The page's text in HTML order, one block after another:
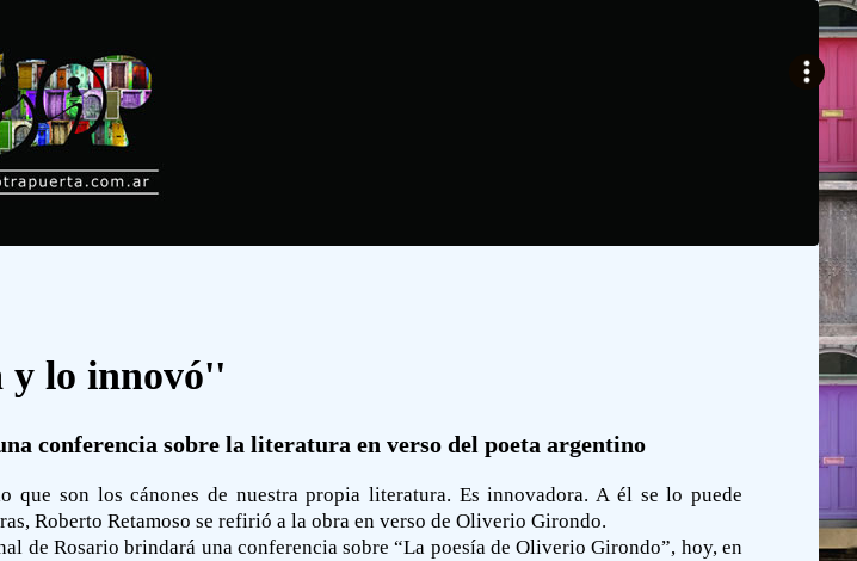
y lo innovó''
conferencia sobre la literatura en verso del poeta argentino
que son los cánones de nuestra propia literatura. Es innovadora. A él se lo puede
Roberto Retamoso se refirió a la obra en verso de Oliverio Girondo.
de Rosario brindará una conferencia sobre “La poesía de Oliverio Girondo”, hoy, en